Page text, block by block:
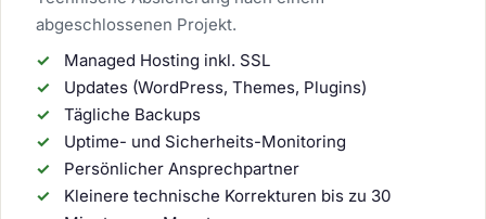
abgeschlossenen Projekt.
Managed Hosting inkl. SSL
Updates (WordPress, Themes, Plugins)
Tägliche Backups
Uptime- und Sicherheits-Monitoring
Persönlicher Ansprechpartner
Kleinere technische Korrekturen bis zu 30